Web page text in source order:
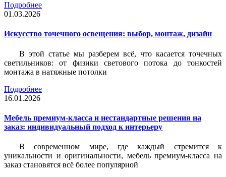
Подробнее
01.03.2026
Искусство точечного освещения: выбор, монтаж, дизайн
В этой статье мы разберем всё, что касается точечных
светильников: от физики светового потока до тонкостей
монтажа в натяжные потолки
Подробнее
16.01.2026
Мебель премиум-класса и нестандартные решения на
заказ: индивидуальный подход к интерьеру
В современном мире, где каждый стремится к
уникальности и оригинальности, мебель премиум-класса на
заказ становятся всё более популярной